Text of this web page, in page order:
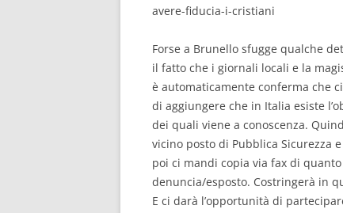
avere-fiducia-i-cristiani
Forse a Brunello sfugge qualche
il fatto che i giornali locali e la
è automaticamente conferma che
di aggiungere che in Italia esiste
dei quali viene a conoscenza.
vicino posto di Pubblica Sicurezza
poi ci mandi copia via fax di
denuncia/esposto. Costringerà in
E ci darà l’opportunità di